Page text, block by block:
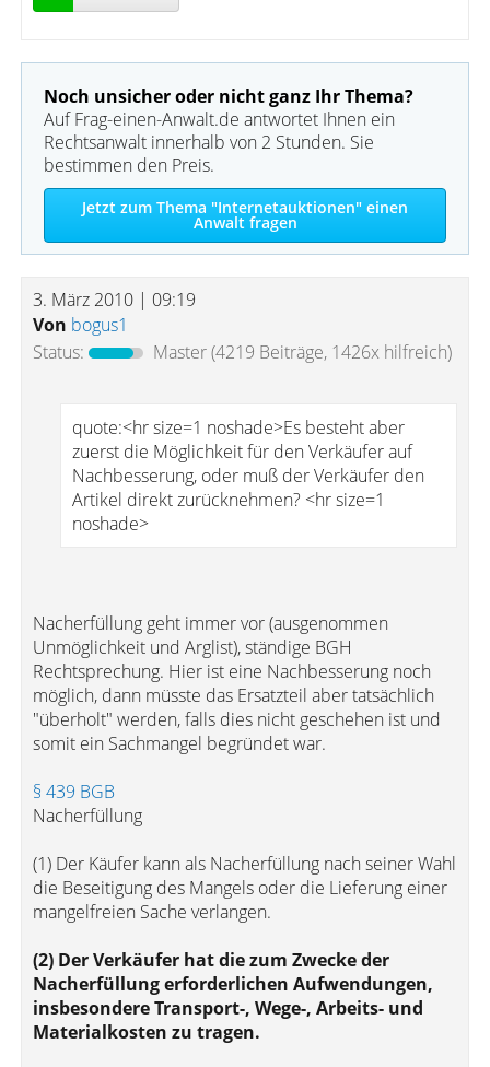
Noch unsicher oder nicht ganz Ihr Thema?
Auf Frag-einen-Anwalt.de antwortet Ihnen ein
Rechtsanwalt innerhalb von 2 Stunden. Sie
bestimmen den Preis.
Jetzt zum Thema "Internetauktionen" einen
Anwalt fragen
3. März 2010 | 09:19
Von bogus1
Status:
Master(4219 Beiträge, 1426x hilfreich)
quote:<hr size=1 noshade>Es besteht aber
zuerst die Möglichkeit für den Verkäufer auf
Nachbesserung, oder muß der Verkäufer den
Artikel direkt zurücknehmen? <hr size=1
noshade>
Nacherfüllung geht immer vor (ausgenommen
Unmöglichkeit und Arglist), ständige BGH
Rechtsprechung. Hier ist eine Nachbesserung noch
möglich, dann müsste das Ersatzteil aber tatsächlich
"überholt" werden, falls dies nicht geschehen ist und
somit ein Sachmangel begründet war.
§ 439 BGB
Nacherfüllung
(1) Der Käufer kann als Nacherfüllung nach seiner Wahl
die Beseitigung des Mangels oder die Lieferung einer
mangelfreien Sache verlangen.
(2) Der Verkäufer hat die zum Zwecke der
Nacherfüllung erforderlichen Aufwendungen,
insbesondere Transport-, Wege-, Arbeits- und
Materialkosten zu tragen.